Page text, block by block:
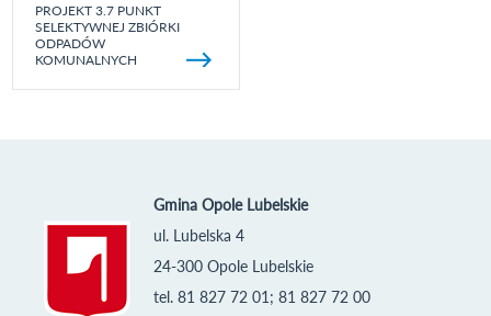
PROJEKT 3.7 PUNKT
SELEKTYWNEJ ZBIÓRKI
ODPADÓW
KOMUNALNYCH
Gmina Opole Lubelskie
ul. Lubelska 4
24-300 Opole Lubelskie
tel. 81 827 72 01; 81 827 72 00